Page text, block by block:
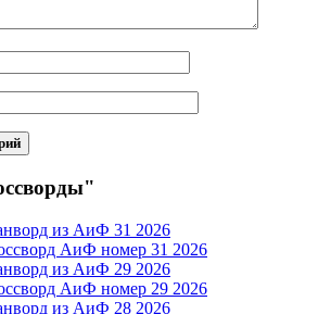
из АиФ 31 2026
АиФ номер 31 2026
из АиФ 29 2026
АиФ номер 29 2026
из АиФ 28 2026